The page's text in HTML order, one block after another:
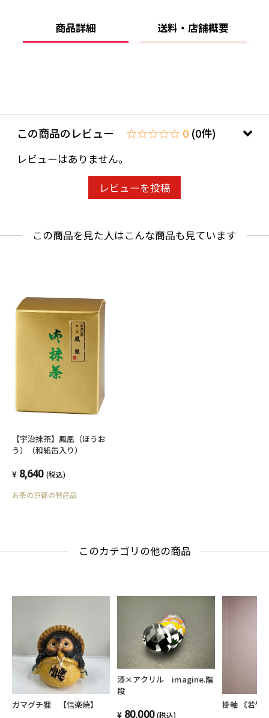
の商品と異なる場合があります。 記載事項は商
商品詳細 送料・店舗概要
この商品のレビュー ☆☆☆☆☆ 0 (0件)
レビューはありません。
レビューを投稿
この商品を見た人はこんな商品も見ています
【宇治抹茶】鳳凰（ほうお
う）（和紙缶入り）
8,640 (税込)
お茶の京都の特産品
このカテゴリの他の商品
ガマグチ狸 【信楽焼】
漆×アクリル imagine.階
段
80,000 (税込)
掛軸 《若竹